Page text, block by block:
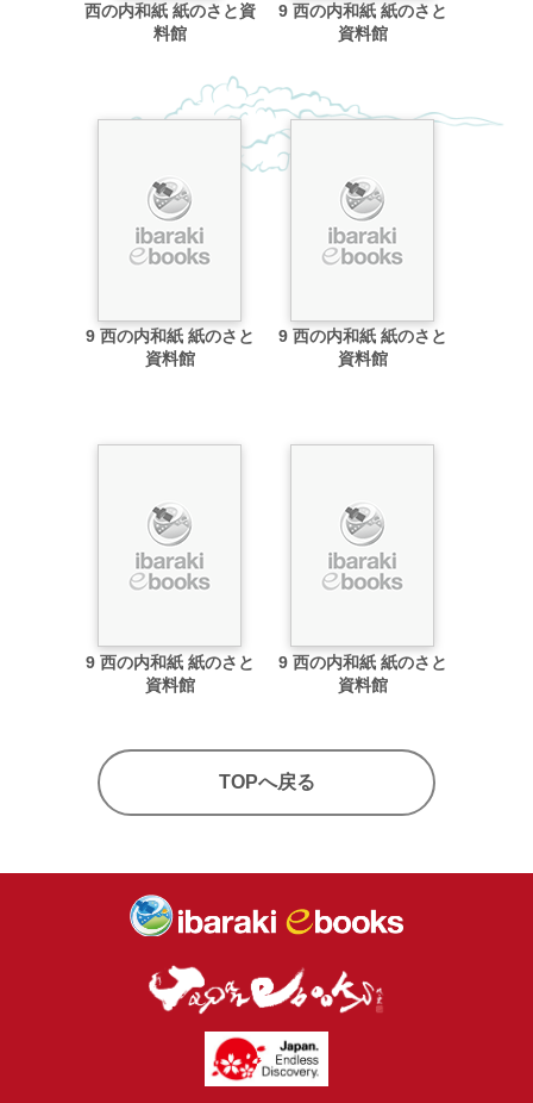
西の内和紙 紙のさと資
料館
9 西の内和紙 紙のさと
資料館
9 西の内和紙 紙のさと
資料館
9 西の内和紙 紙のさと
資料館
9 西の内和紙 紙のさと
資料館
9 西の内和紙 紙のさと
資料館
TOPへ戻る